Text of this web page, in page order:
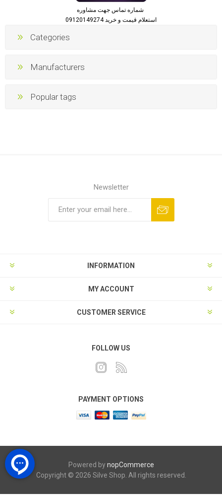
استعلام قیمت و خرید 09120149274
Categories
Manufacturers
Popular tags
Newsletter
INFORMATION
MY ACCOUNT
CUSTOMER SERVICE
FOLLOW US
PAYMENT OPTIONS
Powered bynopCommerce
Copyright © 2026 Silve Shop. All rights reserved.